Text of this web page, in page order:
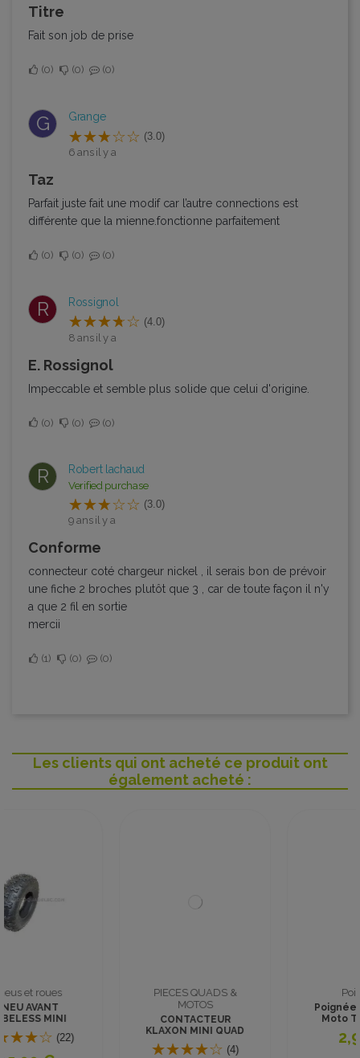
Titre
Fait son job de prise
0 0 0
G Grange
(3.0)
6 ans il y a
Taz
Parfait juste fait une modif car l’autre connections est
différente que la mienne.fonctionne parfaitement
0 0 0
R Rossignol
(4.0)
8 ans il y a
E. Rossignol
Impeccable et semble plus solide que celui d'origine.
0 0 0
R Robert lachaud
Verified purchase
(3.0)
9 ans il y a
conforme
connecteur coté chargeur nickel , il serais bon de prévoir
une fiche 2 broches plutôt que 3 , car de toute façon il n'y
a que 2 fil en sortie
mercii
1 0 0
Les clients qui ont acheté ce produit ont
également acheté :
PIECES QUADS &
CONTACTEUR
Moto Trotinette
diam ext 35
2,90 €